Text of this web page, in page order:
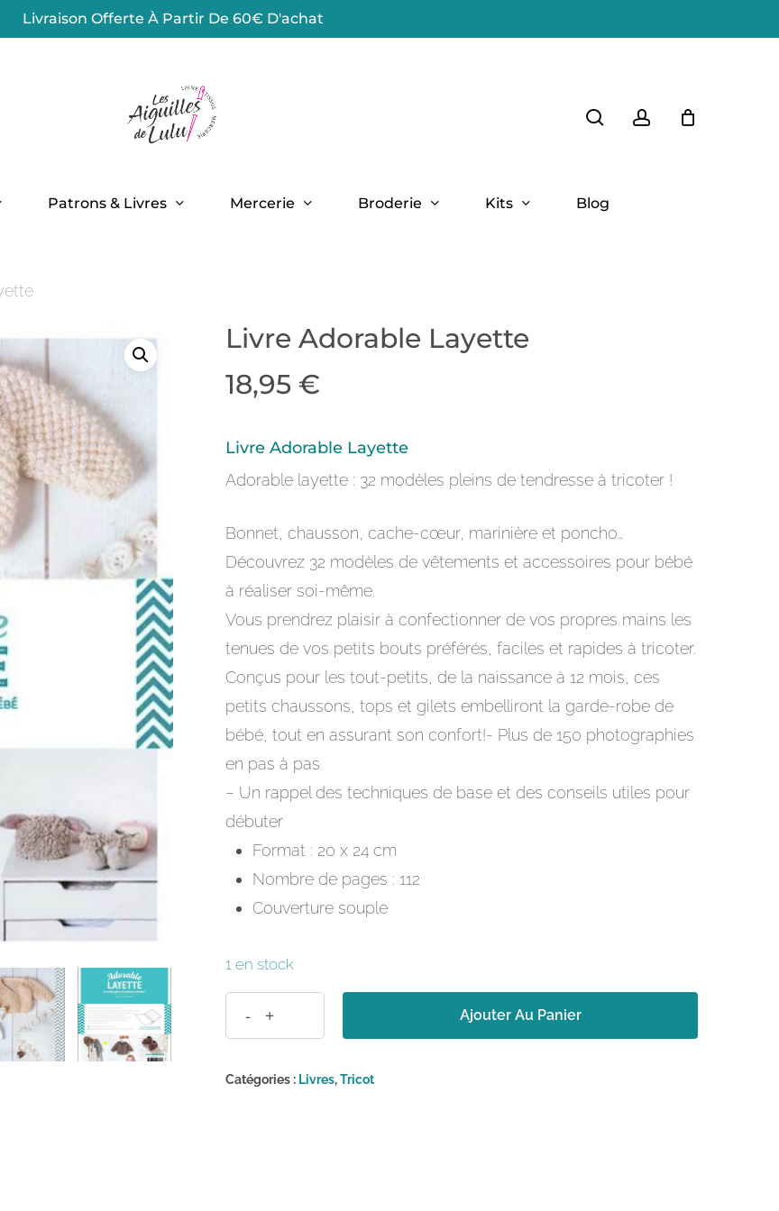
Livraison Offerte À Partir De 60€ D'achat
Patrons & Livres Mercerie Broderie Kits Blog
Panier Close
Livre Adorable Layette
18,95 €
Livre Adorable Layette
Adorable layette : 32 modèles pleins de tendresse à tricoter !
Bonnet, chausson, cache-cœur, marinière et poncho…
Découvrez 32 modèles de vêtements et accessoires pour bébé
à réaliser soi-même.
Vous prendrez plaisir à confectionner de vos propres mains les
tenues de vos petits bouts préférés, faciles et rapides à tricoter.
Conçus pour les tout-petits, de la naissance à 12 mois, ces
petits chaussons, tops et gilets embelliront la garde-robe de
bébé, tout en assurant son confort!- Plus de 150 photographies
en pas à pas
– Un rappel des techniques de base et des conseils utiles pour
débuter
Format : 20 x 24 cm
Nombre de pages : 112
Couverture souple
1 en stock
Ajouter Au Panier
Catégories : Livres,Tricot